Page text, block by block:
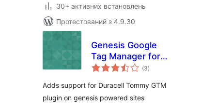
30+ активних встановлень
Протестований з 4.9.30
Genesis Google
Tag Manager for
WordPress
(3загальний
рейтинг
)
Adds support for Duracell Tommy GTM
plugin on genesis powered sites